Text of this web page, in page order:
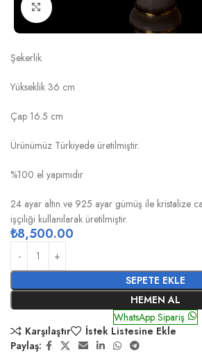
Click to enlarge
Şekerlik
Yükseklik 36 cm
Çap 16.5 cm
Ürünümüz Türkiyede üretilmiştir.
%100 el yapımıdır
24 ayar altın ve 925 ayar gümüş ile kristalize
işçiliği kullanılarak üretilmiştir.
₺8,500.00
SEPETE EKLE
HEMEN AL
WhatsApp Sipariş
Karşılaştır
İstek Listesine Ekle
Paylaş: